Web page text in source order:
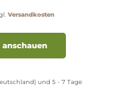
Versandkosten
weist
Varianten
und 5 - 7 Tage